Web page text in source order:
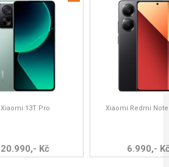
Xiaomi 13T Pro
20.990,- Kč
Xiaomi Redmi
6.990,-